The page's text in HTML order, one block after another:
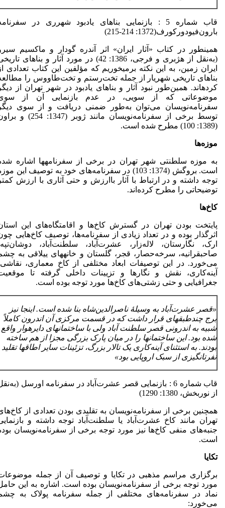
قاب شماره 5 : بازنمایی بناهای یادبود شهرری در
بارون‌فیودورکورف(1372: 214-215)
همین­طور در کتاب «آثار ایران» اثر آندره گودار و ماکسیم
(به‌نقل از هژبری و فرجی، 1386: 42) در مورد آثار و بناهای
ایران زمین، به این نکته برمی­خوریم که مؤلفین این کتاب تعدادی
بناهای تاریخی شهریار از جمله تخت‌رستم و تخت‌طاووس را
کرده­اند. همین‌طور نبود آثار و بناهای یادبود در شهر تهران از
موضوعاتی که از سویی، در عدم بازنمایی آن از
سفرنامه‌نویسان می‌توان به‌طور ضمنی دریافت و از سوی
توسط برخی از سفرنامه‌نویسان مانند ژوبر (1347: 254)
(1389: 100) مطرح شده است.
موزهها
به موزه سلطنتی شهر تهران در برخی از سفرنامه­ها اشاره
است. بروگش (1374: 103) در سفرنامه‌های خود به توصیف این
توجه داشته و در ارتباط با آثار باارزش و حتی آثاری با ارزش
توضیحاتی را مطرح کرده‌اند.
کاخها
پایتخت بودن تهران در گسترش کاخ‌ها و اقامتگاه‌های این
اثرگذار بوده و در تعداد زیادی از سفرنامه‌ها، توصیف کاخ‌هایی
ارک، نگارستان، لاله‌زار، عشرت‌آباد، سلطنت‌آباد،
صاحبقرانیه، سرخه‌حصار، قجر، گلستان و خانه­های ییلاقی به
می‌خورد. در این توصیفات ابعاد مختلفی از کاخ معماری،
آینه‌کاری، نقش و نگارها و تزیینات داخلی گرفته تا
جغرافیایی و حتی زشتی‌های کاخ‌ها مورد توجه بوده است.
«قصر عشرتآباد به وسیلۀ ناصرالدینشاه بنا شده است. اینجا نیز
برج چندطبقه­ای قرار داشت که در قسمت مرکزی آن اندرون کاملاً
شبیه به اندرونی قصر سلطنت آباد ولی با ساختمان­های دایره­وار واقع
شده بود. این ساختمان­ها را در میان پارک بزرگی مجزا از هم ساخته
بودند. به استثنای آینهکاری یک تالار بزرگ، تزئینات سایر اطاق­ها تقلید
نفرت­انگیزی از سبک اروپایی بود»
قاب شماره 6 : بازنمایی قصر عشرت‌آباد در سفرنامه اورسل
از نوربخش، 1380: 1290)
همچنین برخی از سفرنامه‌نویسان به تقلیدی بودن تعدادی از
تهران مانند کاخ عشرت‌آباد یا سلطنت‌آباد توجه داشته و
جنبه‌های منفی کاخ‌ها نیز مورد توجه برخی از سفرنامه‌نویسان
است.
تکایا
برگزاری مراسم مذهبی در تکایا و توصیف آن از جمله
مورد توجه برخی از سفرنامه‌نویسان بوده است. اشاره به این
نماد در سفرنامه‌های مختلفی از جمله سفرنامه پولاک به
می‌خورد: